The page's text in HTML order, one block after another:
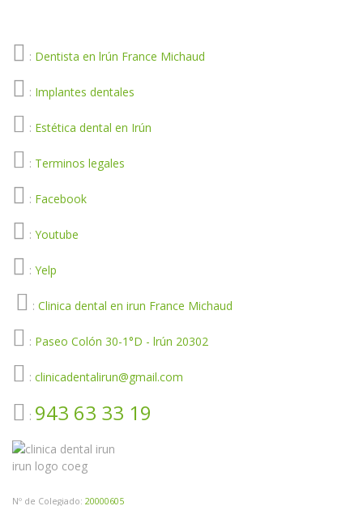
: Dentista en lrún France Michaud
: Implantes dentales
: Estética dental en Irún
: Terminos legales
: Facebook
: Youtube
: Yelp
: Clinica dental en irun France Michaud
: Paseo Colón 30-1°D - lrún 20302
: clinicadentalirun@gmail.com
: 943 63 33 19
Nº de Colegiado: 20000605